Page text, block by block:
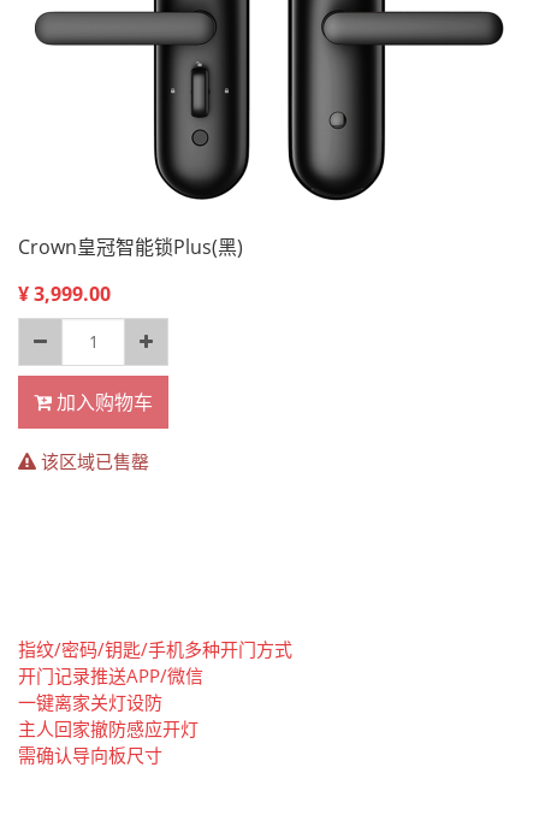
Crown皇冠智能锁Plus(黑)
¥3,999.00
加入购物车
该区域已售罄
指纹/密码/钥匙/手机多种开门方式
开门记录推送APP/微信
一键离家关灯设防
主人回家撤防感应开灯
需确认导向板尺寸